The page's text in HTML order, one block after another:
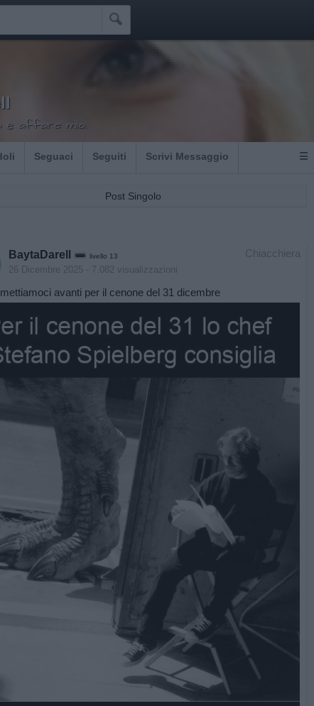

è affare mio.
Seguaci Seguiti Scrivi Messaggio ☰
Post Singolo
Chiacchiera
BaytaDarell livello 13
26 Dicembre 2025 - 7.082 visualizzazioni
avanti per il cenone del 31 dicembre